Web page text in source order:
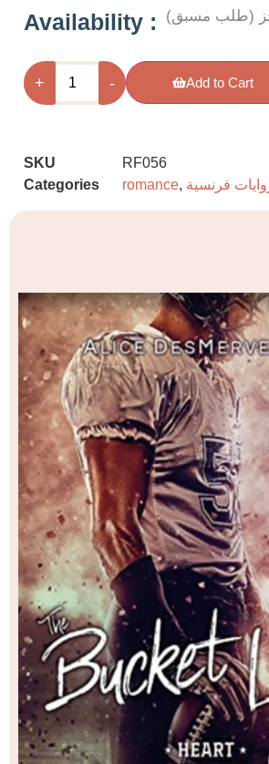
en vrille depuis la mort
amie décide de lui: Availability
-
+
SKU
Categories
romance ,